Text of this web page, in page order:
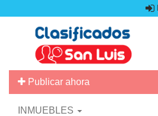
Publicar ahora
INMUEBLES